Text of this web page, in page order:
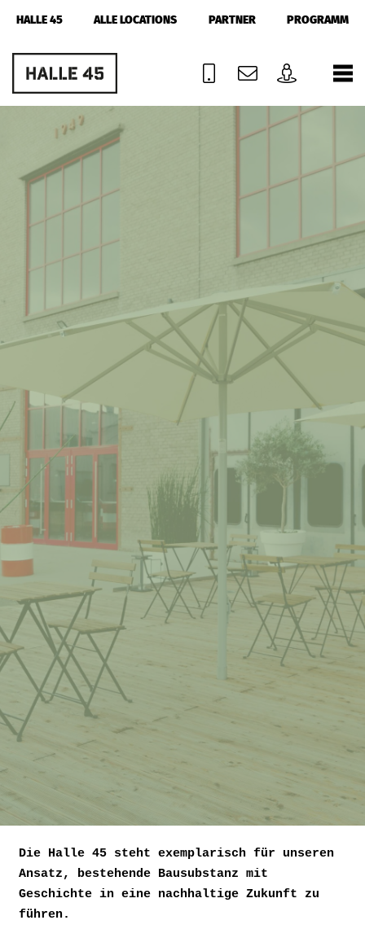
HALLE 45 ALLE LOCATIONS PARTNER PROGRAMM
Die Halle 45 steht exemplarisch für unseren
Ansatz, bestehende Bausubstanz mit
Geschichte in eine nachhaltige Zukunft zu
führen.